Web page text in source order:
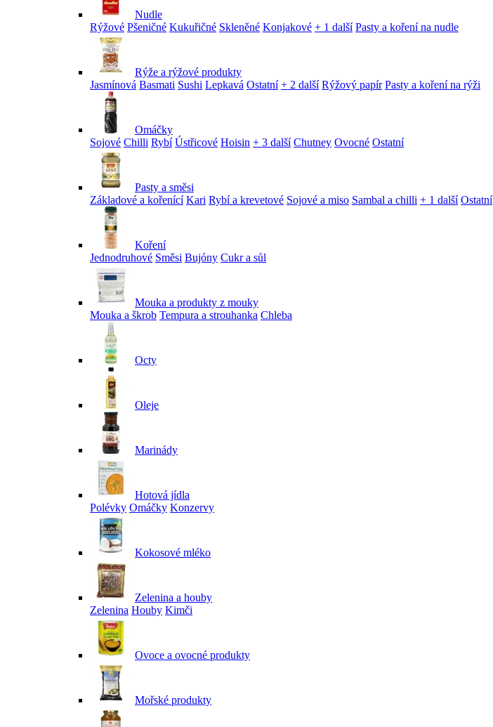
Nudle
Rýžové Pšeničné Kukuřičné Skleněné Konjakové + 1 další Pasty a koření na nudle
Rýže a rýžové produkty
Jasmínová Basmati Sushi Lepkavá Ostatní + 2 další Rýžový papír Pasty a koření na rýži
Omáčky
Sojové Chilli Rybí Ústřicové Hoisin + 3 další Chutney Ovocné Ostatní
Pasty a směsi
Základové a kořenící Kari Rybí a krevetové Sojové a miso Sambal a chilli + 1 další Ostatní
Koření
Jednodruhové Směsi Bujóny Cukr a sůl
Mouka a produkty z mouky
Mouka a škrob Tempura a strouhanka Chleba
Octy
Oleje
Marinády
Hotová jídla
Polévky Omáčky Konzervy
Kokosové mléko
Zelenina a houby
Zelenina Houby Kimči
Ovoce a ovocné produkty
Mořské produkty